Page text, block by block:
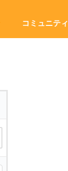
コミュニティ